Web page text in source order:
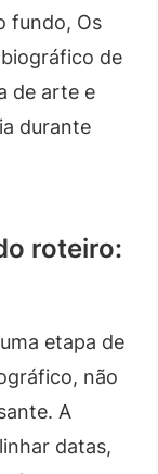
fundo, Os
de
de arte e
durante
roteiro:
etapa de
não
A
datas,